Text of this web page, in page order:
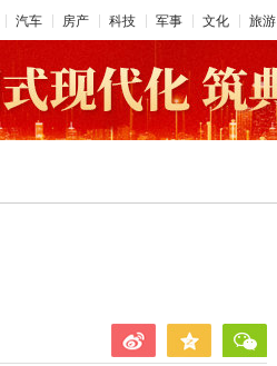
汽车 房产 科技 军事 文化 旅游